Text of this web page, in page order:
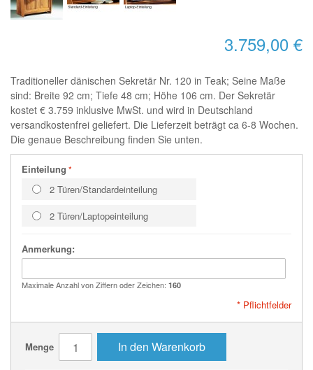
3.759,00 €
Traditioneller dänischen Sekretär Nr. 120 in Teak; Seine Maße
sind: Breite 92 cm; Tiefe 48 cm; Höhe 106 cm. Der Sekretär
kostet € 3.759 inklusive MwSt. und wird in Deutschland
versandkostenfrei geliefert. Die Lieferzeit beträgt ca 6-8 Wochen.
Die genaue Beschreibung finden Sie unten.
Einteilung
2 Türen/Standardeinteilung
2 Türen/Laptopeinteilung
Anmerkung:
Maximale Anzahl von Ziffern oder Zeichen: 160
* Pflichtfelder
Menge In den Warenkorb